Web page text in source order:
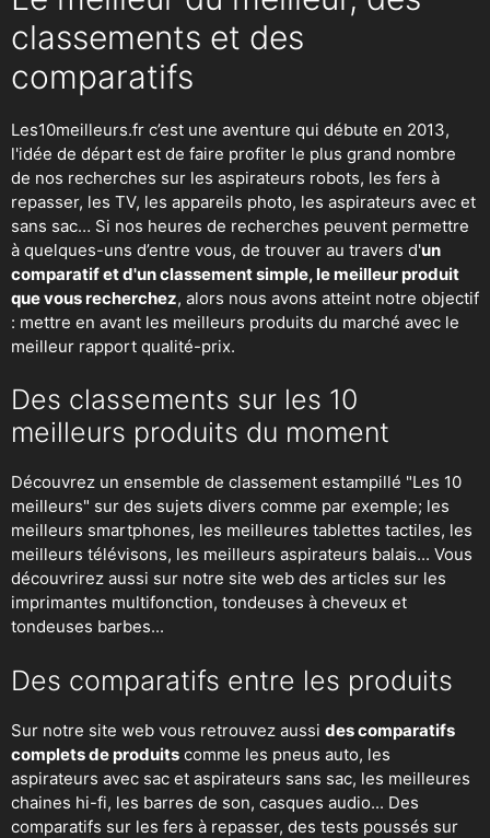
classements et des
comparatifs
Les10meilleurs.fr c’est une aventure qui débute en 2013,
l'idée de départ est de faire profiter le plus grand nombre
de nos recherches sur les aspirateurs robots, les fers à
repasser, les TV, les appareils photo, les aspirateurs avec et
sans sac… Si nos heures de recherches peuvent permettre
à quelques-uns d’entre vous, de trouver au travers d'un
comparatif et d'un classement simple, le meilleur produit
que vous recherchez, alors nous avons atteint notre objectif
: mettre en avant les meilleurs produits du marché avec le
meilleur rapport qualité-prix.
Des classements sur les 10
meilleurs produits du moment
Découvrez un ensemble de classement estampillé "Les 10
meilleurs" sur des sujets divers comme par exemple; les
meilleurs smartphones, les meilleures tablettes tactiles, les
meilleurs télévisons, les meilleurs aspirateurs balais... Vous
découvrirez aussi sur notre site web des articles sur les
imprimantes multifonction, tondeuses à cheveux et
tondeuses barbes...
Des comparatifs entre les produits
Sur notre site web vous retrouvez aussi des comparatifs
complets de produits comme les pneus auto, les
aspirateurs avec sac et aspirateurs sans sac, les meilleures
chaines hi-fi, les barres de son, casques audio... Des
comparatifs sur les fers à repasser, des tests poussés sur